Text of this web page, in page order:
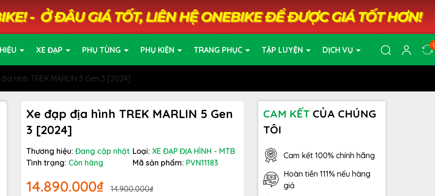
XE ĐẠP PHỤ TÙNG PHỤ KIỆN TRANG PHỤC TẬP LUYỆN DỊCH VỤ
hình TREK MARLIN 5 Gen 3 [2024]
Xe đạp địa hình TREK MARLIN 5 Gen
3 [2024]
Thương hiệu: Đang cập nhật Loại: XE ĐẠP ĐỊA HÌNH - MTB
Tình trạng: Còn hàng Mã sản phẩm: PVN11183
14.890.000₫ 14.900.000₫
CAM KẾTCỦA CHÚNG
TÔI
Cam kết 100% chính hãng
Hoàn tiền 111% nếu hàng
giả